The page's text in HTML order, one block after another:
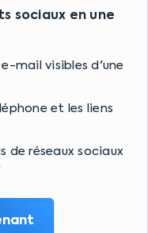
sociaux en une
mail visibles d'une
et les liens
de réseaux sociaux